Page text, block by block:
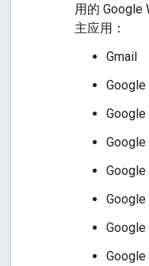
用的 Google
主应用：
Gmail
Google
Google
Google